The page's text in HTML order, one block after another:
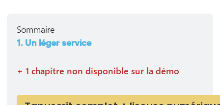
Sommaire
1. Un léger service
+ 1 chapitre non disponible sur la démo